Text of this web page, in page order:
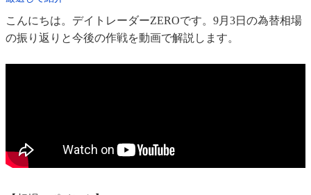
こんにちは。デイトレーダーZEROです。9月3日の為替相場
の振り返りと今後の作戦を動画で解説します。